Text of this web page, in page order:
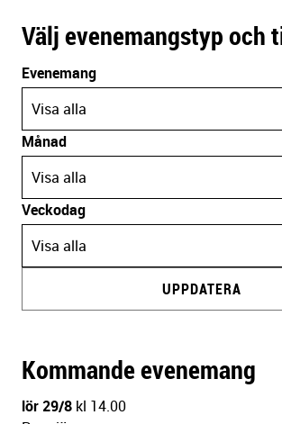
Välj evenemangstyp och
Evenemang
Visa alla
Månad
Visa alla
Veckodag
Visa alla
UPPDATERA
Kommande evenemang
lör 29/8 kl 14.00